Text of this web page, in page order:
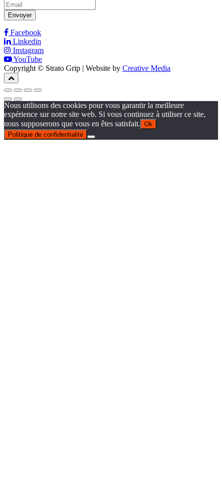
Envoyer
Facebook
Linkedin
Instagram
YouTube
Copyright © Strato Grip | Website by Creative Media
Nous utilisons des cookies pour vous garantir la meilleure
expérience sur notre site web. Si vous continuez à utiliser ce site,
nous supposerons que vous en êtes satisfait. Ok
Politique de confidentialité